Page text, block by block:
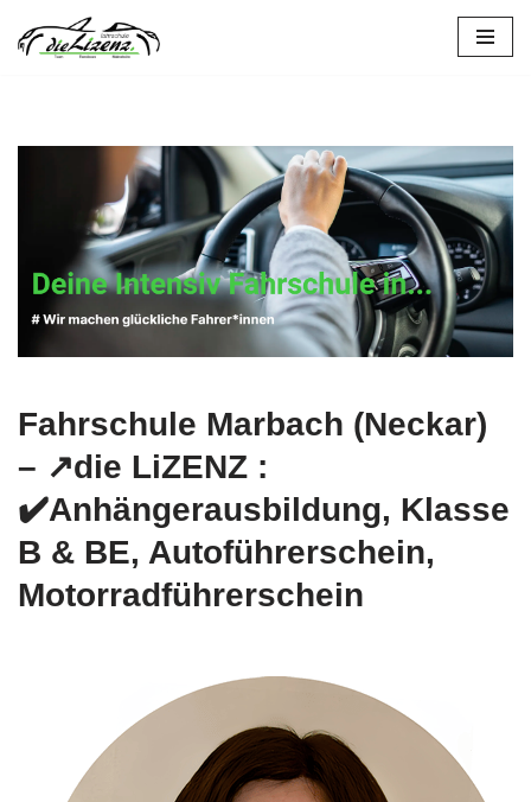
Fahrschule Marbach (Neckar)
– ↗️die LiZENZ :
✔️Anhängerausbildung, Klasse
B & BE, Autoführerschein,
Motorradführerschein